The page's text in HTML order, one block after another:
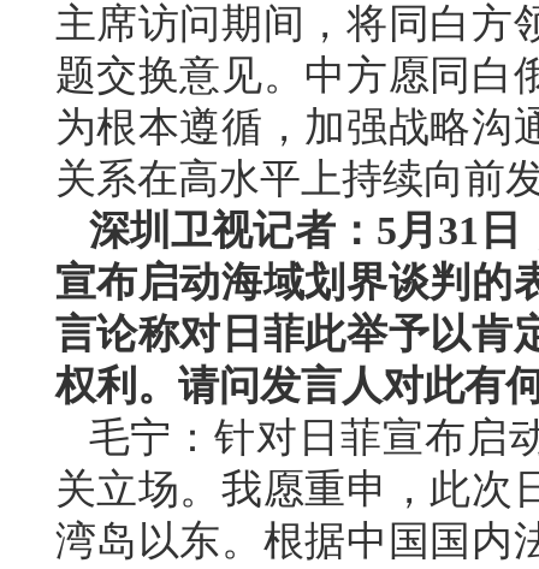
主席访问期间，将同白方
题交换意见。中方愿同白
为根本遵循，加强战略沟
关系在高水平上持续向前
深圳卫视记者：5月31
宣布启动海域划界谈判的
言论称对日菲此举予以肯
权利。请问发言人对此有
毛宁：针对日菲宣布启
关立场。我愿重申，此次
湾岛以东。根据中国国内